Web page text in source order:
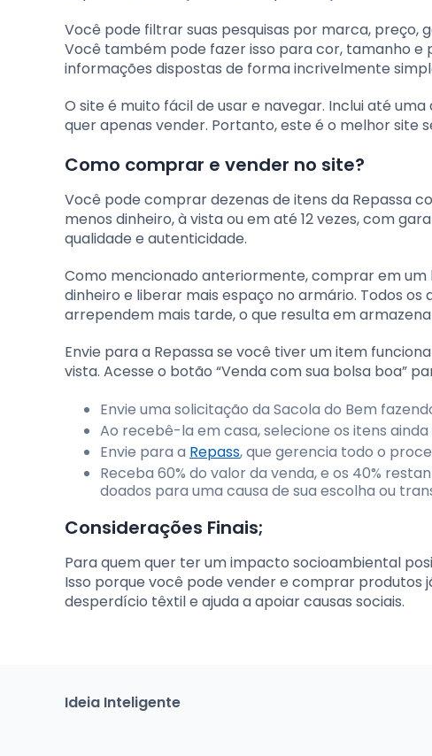
Você pode filtrar suas pesquisas por marca, preço,
Você também pode fazer isso para cor, tamanho e
informações dispostas de forma incrivelmente
O site é muito fácil de usar e navegar. Inclui até
quer apenas vender. Portanto, este é o melhor site
Como comprar e vender no site?
Você pode comprar dezenas de itens da Repassa
menos dinheiro, à vista ou em até 12 vezes, com
qualidade e autenticidade.
Como mencionado anteriormente, comprar em
dinheiro e liberar mais espaço no armário. Todos
arrependem mais tarde, o que resulta em
Envie para a Repassa se você tiver um item
vista. Acesse o botão “Venda com sua bolsa boa”
Envie uma solicitação da Sacola do Bem
Ao recebê-la em casa, selecione os itens
Envie para a Repass, que gerencia todo o
Receba 60% do valor da venda, e os 40%
doados para uma causa de sua escolha ou
Considerações Finais;
Para quem quer ter um impacto socioambiental
Isso porque você pode vender e comprar produtos
desperdício têxtil e ajuda a apoiar causas sociais.
Ideia Inteligente